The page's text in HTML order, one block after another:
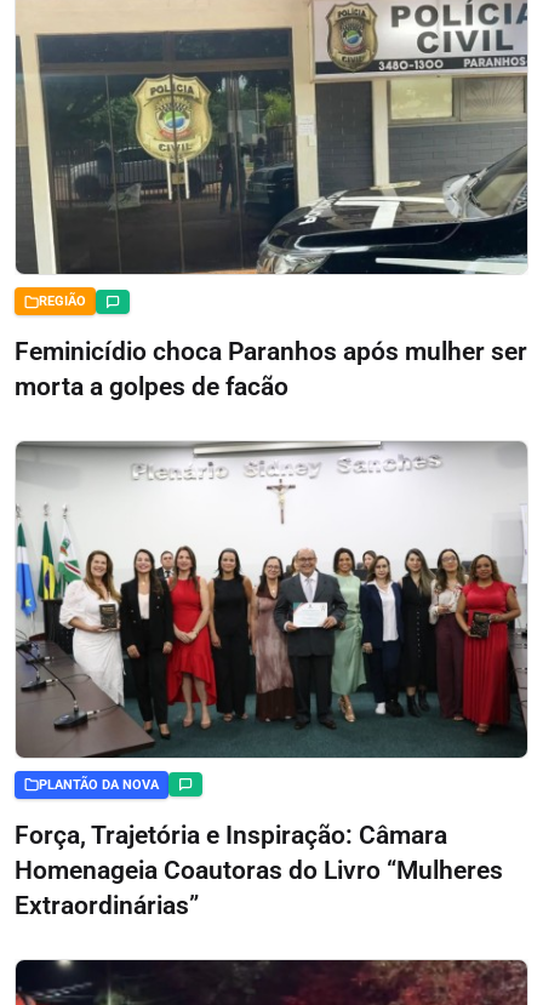
REGIÃO
Feminicídio choca Paranhos após mulher ser
morta a golpes de facão
PLANTÃO DA NOVA
Força, Trajetória e Inspiração: Câmara
Homenageia Coautoras do Livro “Mulheres
Extraordinárias”